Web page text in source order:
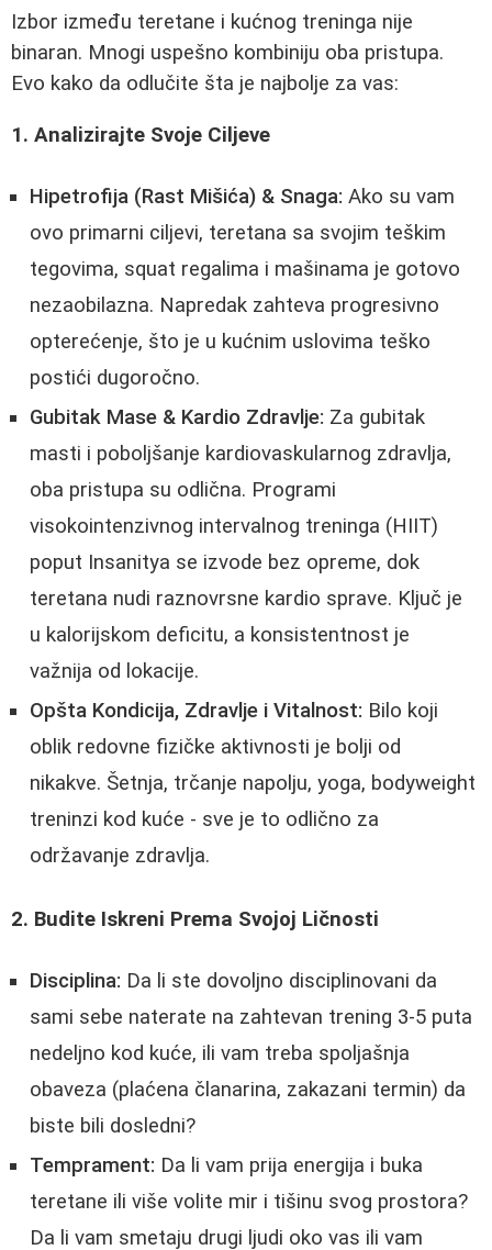
Izbor između teretane i kućnog treninga nije
binaran. Mnogi uspešno kombiniju oba pristupa.
Evo kako da odlučite šta je najbolje za vas:
1. Analizirajte Svoje Ciljeve
Hipetrofija (Rast Mišića) & Snaga: Ako su vam
ovo primarni ciljevi, teretana sa svojim teškim
tegovima, squat regalima i mašinama je gotovo
nezaobilazna. Napredak zahteva progresivno
opterećenje, što je u kućnim uslovima teško
postići dugoročno.
Gubitak Mase & Kardio Zdravlje: Za gubitak
masti i poboljšanje kardiovaskularnog zdravlja,
oba pristupa su odlična. Programi
visokointenzivnog intervalnog treninga (HIIT)
poput Insanitya se izvode bez opreme, dok
teretana nudi raznovrsne kardio sprave. Ključ je
u kalorijskom deficitu, a konsistentnost je
važnija od lokacije.
Opšta Kondicija, Zdravlje i Vitalnost: Bilo koji
oblik redovne fizičke aktivnosti je bolji od
nikakve. Šetnja, trčanje napolju, yoga, bodyweight
treninzi kod kuće - sve je to odlično za
održavanje zdravlja.
2. Budite Iskreni Prema Svojoj Ličnosti
Disciplina: Da li ste dovoljno disciplinovani da
sami sebe naterate na zahtevan trening 3-5 puta
nedeljno kod kuće, ili vam treba spoljašnja
obaveza (plaćena članarina, zakazani termin) da
biste bili dosledni?
Temprament: Da li vam prija energija i buka
teretane ili više volite mir i tišinu svog prostora?
Da li vam smetaju drugi ljudi oko vas ili vam